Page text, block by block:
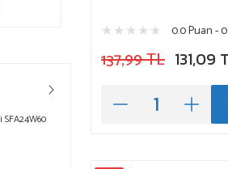
0.0 Puan -
137,99 TL 131,09